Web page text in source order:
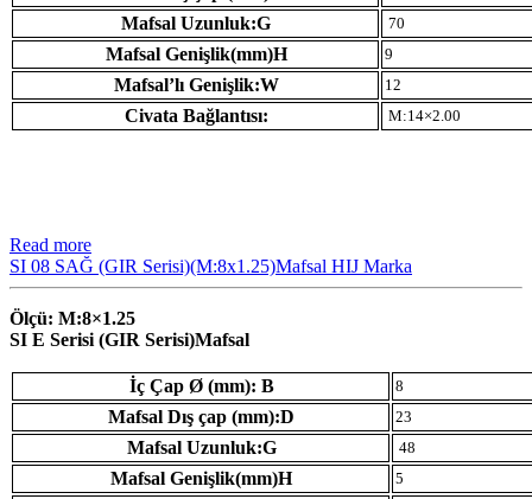
Mafsal Uzunluk:G 70
Mafsal Genişlik(mm)H 9
Mafsal’lı Genişlik:W 12
Civata Bağlantısı: M:14×2.00
Read more
SI 08 SAĞ (GIR Serisi)(M:8x1.25)Mafsal HIJ Marka
Ölçü: M:8×1.25
SI E Serisi (GIR Serisi)Mafsal
İç Çap Ø (mm): B 8
Mafsal Dış çap (mm):D 23
Mafsal Uzunluk:G 48
Mafsal Genişlik(mm)H 5